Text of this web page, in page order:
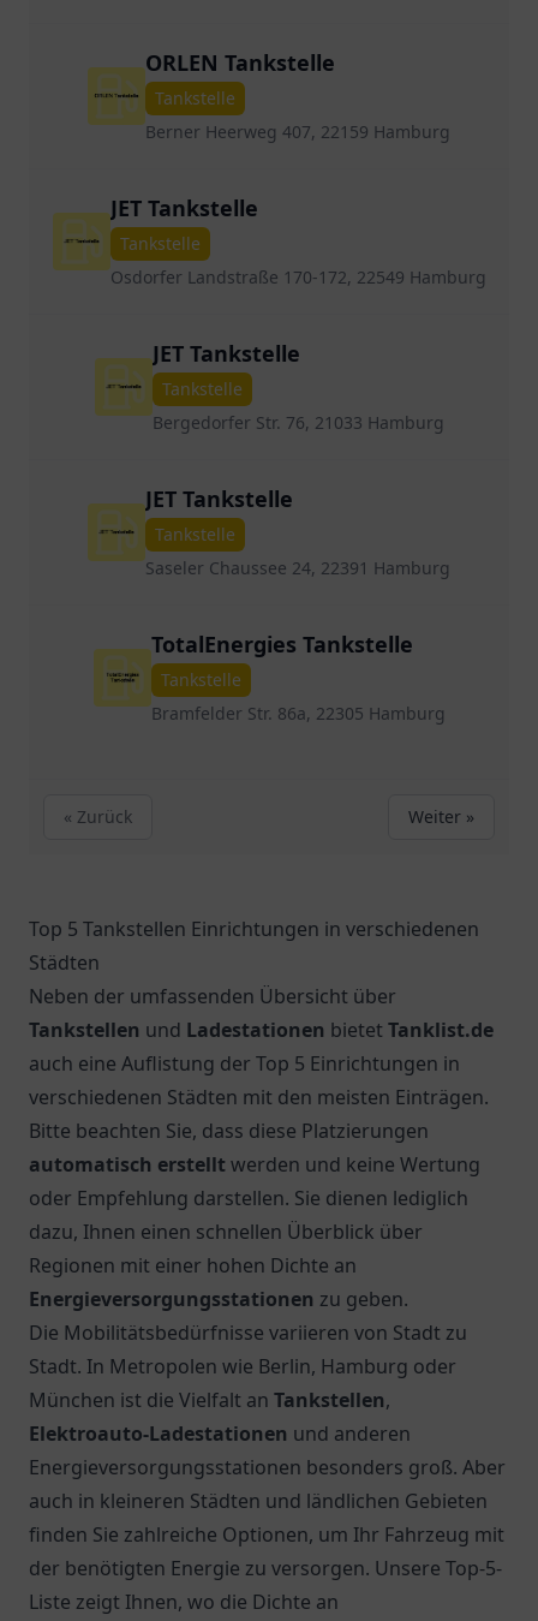
ORLEN Tankstelle
Tankstelle
Berner Heerweg 407, 22159 Hamburg
JET Tankstelle
Tankstelle
Osdorfer Landstraße 170-172, 22549 Hamburg
JET Tankstelle
Tankstelle
Bergedorfer Str. 76, 21033 Hamburg
JET Tankstelle
Tankstelle
Saseler Chaussee 24, 22391 Hamburg
TotalEnergies Tankstelle
Tankstelle
Bramfelder Str. 86a, 22305 Hamburg
« Zurück Weiter »
Top 5 Tankstellen Einrichtungen in verschiedenen
Städten
Neben der umfassenden Übersicht über
Tankstellen und Ladestationen bietet Tanklist.de
auch eine Auflistung der Top 5 Einrichtungen in
verschiedenen Städten mit den meisten Einträgen.
Bitte beachten Sie, dass diese Platzierungen
automatisch erstelltwerden und keine Wertung
oder Empfehlung darstellen. Sie dienen lediglich
dazu, Ihnen einen schnellen Überblick über
Regionen mit einer hohen Dichte an
Energieversorgungsstationen zu geben.
Die Mobilitätsbedürfnisse variieren von Stadt zu
Stadt. In Metropolen wie Berlin, Hamburg oder
München ist die Vielfalt an Tankstellen,
Elektroauto-Ladestationen und anderen
Energieversorgungsstationen besonders groß. Aber
auch in kleineren Städten und ländlichen Gebieten
finden Sie zahlreiche Optionen, um Ihr Fahrzeug mit
der benötigten Energie zu versorgen. Unsere Top-5-
Liste zeigt Ihnen, wo die Dichte an